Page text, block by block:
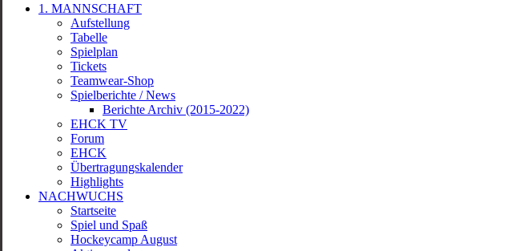
Close
1. MANNSCHAFT
Aufstellung
Tabelle
Spielplan
Tickets
Teamwear-Shop
Spielberichte / News
Berichte Archiv (2015-2022)
EHCK TV
Forum
EHCK
Übertragungskalender
Highlights
NACHWUCHS
Startseite
Spiel und Spaß
Hockeycamp August